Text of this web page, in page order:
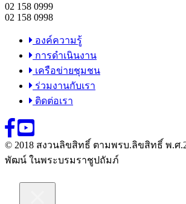
02 158 0999
02 158 0998
องค์ความรู้
การดำเนินงาน
เครือข่ายชุมชน
ร่วมงานกับเรา
ติดต่อเรา
© 2018 สงวนลิขสิทธิ์ ตามพรบ.ลิขสิทธิ์ พ.ศ
พัฒน์ ในพระบรมราชูปถัมภ์